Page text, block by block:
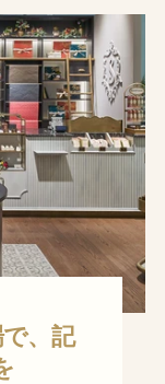
、記